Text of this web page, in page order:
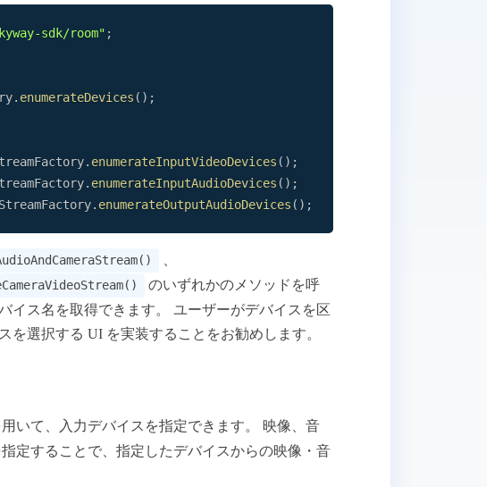
sdk/room" ;
. enumerateDevices ( ) ;
. enumerateInputVideoDevices ( ) ;
. enumerateInputAudioDevices ( ) ;
. enumerateOutputAudioDevices ( ) ;
のいずれかのメソッドを呼
イス名を取得できます。 ユーザーがデバイスを区
選択する UI を実装することをお勧めします。
用いて、入力デバイスを指定できます。 映像、音
指定することで、指定したデバイスからの映像・音